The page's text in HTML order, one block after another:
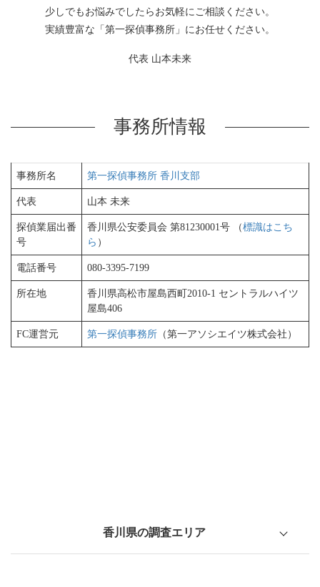
少しでもお悩みでしたらお気軽にご相談ください。
実績豊富な「第一探偵事務所」にお任せください。
代表 山本未来
事務所情報
事務所名 第一探偵事務所 香川支部
代表 山本 未来
探偵業届出番
号
香川県公安委員会 第81230001号 （標識はこち
ら ）
電話番号 080-3395-7199
所在地
香川県高松市屋島西町2010-1 セントラルハイツ
屋島406
FC運営元 第一探偵事務所 （第一アソシエイツ株式会社）
香川県の調査エリア